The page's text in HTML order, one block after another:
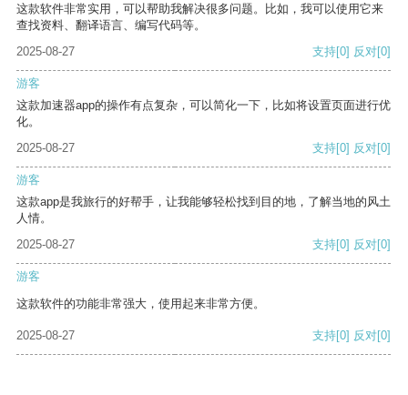
这款软件非常实用，可以帮助我解决很多问题。比如，我可以使用它来
查找资料、翻译语言、编写代码等。
2025-08-27
支持[0] 反对[0]
游客
这款加速器app的操作有点复杂，可以简化一下，比如将设置页面进行优
化。
2025-08-27
支持[0] 反对[0]
游客
这款app是我旅行的好帮手，让我能够轻松找到目的地，了解当地的风土
人情。
2025-08-27
支持[0] 反对[0]
游客
这款软件的功能非常强大，使用起来非常方便。
2025-08-27 支持[0] 反对[0]